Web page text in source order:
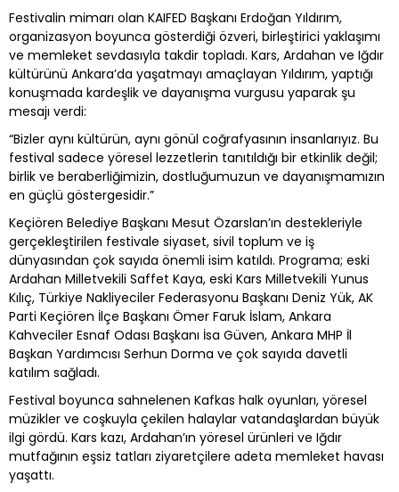
Festivalin mimarı olan KAIFED Başkanı Erdoğan Yıldırım,
organizasyon boyunca gösterdiği özveri, birleştirici yaklaşımı
ve memleket sevdasıyla takdir topladı. Kars, Ardahan ve Iğdır
kültürünü Ankara’da yaşatmayı amaçlayan Yıldırım, yaptığı
konuşmada kardeşlik ve dayanışma vurgusu yaparak şu
mesajı verdi:
“Bizler aynı kültürün, aynı gönül coğrafyasının insanlarıyız. Bu
festival sadece yöresel lezzetlerin tanıtıldığı bir etkinlik değil;
birlik ve beraberliğimizin, dostluğumuzun ve dayanışmamızın
en güçlü göstergesidir.”
Keçiören Belediye Başkanı Mesut Özarslan’ın destekleriyle
gerçekleştirilen festivale siyaset, sivil toplum ve iş
dünyasından çok sayıda önemli isim katıldı. Programa; eski
Ardahan Milletvekili Saffet Kaya, eski Kars Milletvekili Yunus
Kılıç, Türkiye Nakliyeciler Federasyonu Başkanı Deniz Yük, AK
Parti Keçiören İlçe Başkanı Ömer Faruk İslam, Ankara
Kahveciler Esnaf Odası Başkanı İsa Güven, Ankara MHP İl
Başkan Yardımcısı Serhun Dorma ve çok sayıda davetli
katılım sağladı.
Festival boyunca sahnelenen Kafkas halk oyunları, yöresel
müzikler ve coşkuyla çekilen halaylar vatandaşlardan büyük
ilgi gördü. Kars kazı, Ardahan’ın yöresel ürünleri ve Iğdır
mutfağının eşsiz tatları ziyaretçilere adeta memleket havası
yaşattı.